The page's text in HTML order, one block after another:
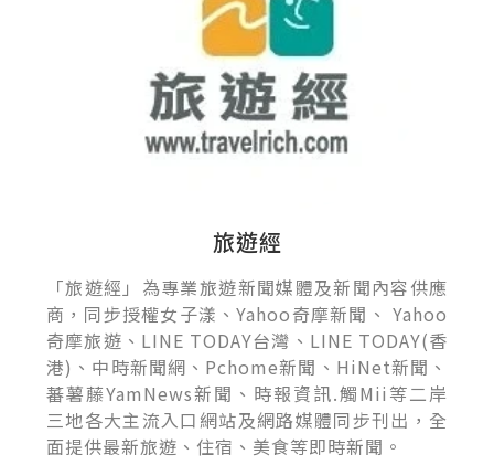
旅遊經
「旅遊經」為專業旅遊新聞媒體及新聞內容供應
商，同步授權女子漾、Yahoo奇摩新聞、 Yahoo
奇摩旅遊、LINE TODAY台灣、LINE TODAY(香
港)、中時新聞網、Pchome新聞、HiNet新聞、
蕃薯藤YamNews新聞、時報資訊.觸Mii等二岸
三地各大主流入口網站及網路媒體同步刊出，全
面提供最新旅遊、住宿、美食等即時新聞。